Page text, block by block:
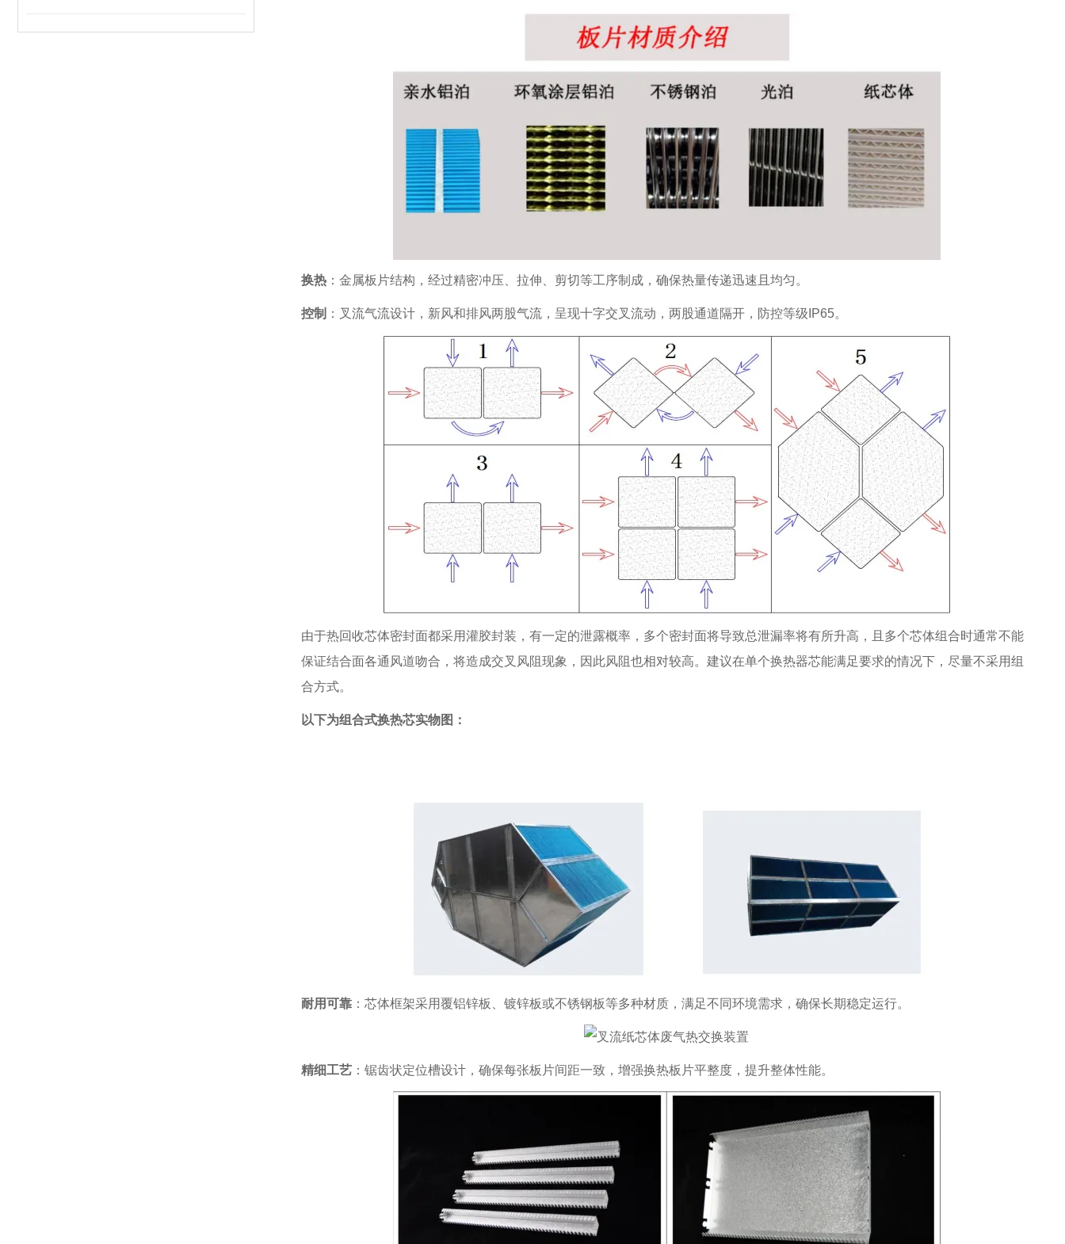
换热 ：金属板片结构，经过精密冲压、拉伸、剪切等工序制成，确保热量传递迅速且均匀。
控制 ：叉流气流设计，新风和排风两股气流，呈现十字交叉流动，两股通道隔开，防控等级IP65。
由于热回收芯体密封面都采用灌胶封装，有一定的泄露概率，多个密封面将导致总泄漏率将有所升高，且多个芯体组合时通常不能
保证结合面各通风道吻合，将造成交叉风阻现象，因此风阻也相对较高。建议在单个换热器芯能满足要求的情况下，尽量不采用组
合方式。
以下为组合式换热芯实物图：
耐用可靠 ：芯体框架采用覆铝锌板、镀锌板或不锈钢板等多种材质，满足不同环境需求，确保长期稳定运行。
精细工艺 ：锯齿状定位槽设计，确保每张板片间距一致，增强换热板片平整度，提升整体性能。